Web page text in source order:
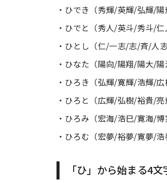
・ひでき（秀輝/英輝/弘輝/
・ひでと（秀人/英斗/秀斗/
・ひとし（仁/一志/志/斉/人
・ひなた（陽向/陽翔/陽大/
・ひろき（弘輝/寛輝/浩輝/
・ひろと（広輝/弘樹/裕貴/
・ひろみ（宏海/浩巳/寛海/
・ひろむ（宏夢/裕夢/寛夢/
「ひ」から始まる4